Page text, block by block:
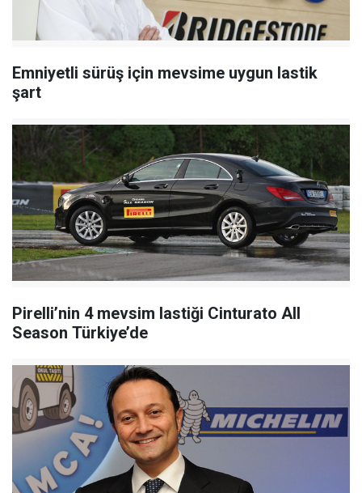
Emniyetli sürüş için mevsime uygun lastik
şart
Pirelli’nin 4 mevsim lastiği Cinturato All
Season Türkiye’de